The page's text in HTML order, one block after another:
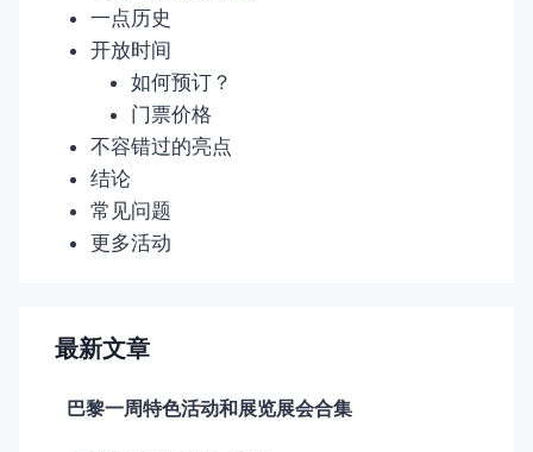
一点历史
开放时间
如何预订？
门票价格
不容错过的亮点
结论
常见问题
更多活动
最新文章
巴黎一周特色活动和展览展会合集